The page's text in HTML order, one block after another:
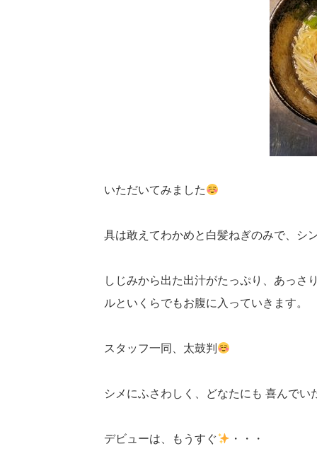
いただいてみました
具は敢えてわかめと白髪ねぎのみで、シ
しじみから出た出汁がたっぷり、あっさ
ルといくらでもお腹に入っていきます
スタッフ一同、太鼓判
シメにふさわしく、どなたにも 喜んでい
デビューは、もうすぐ ・・・